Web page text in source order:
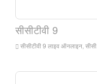
सीसीटीवी 9
सीसीटीवी 9 लाइव ऑनलाइन, सीसीटीवी 9 लाइव ऑनलाइन लाइव टीवी चीन सेंट्रल टेलीविजन के स्वामित्व वाले दो चैनल हैं जो मुख्य रूप से वृत्तचित्र प्रसारण करते हैं। उन्हें चीनी रिकॉर्डिंग चैनल (चीनी संस्करण) और अंग्रेजी रिकॉर्डिंग चैनल (अंग्रेजी संस्करण) में विभाजित किया गया है, जिसे चीन के केंद्रीय टेलीविजन के लिए लॉन्च किया गया था, दिन में 24 घंटे रिकॉर्ड चलाएं